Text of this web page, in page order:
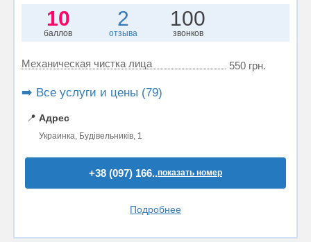
10
баллов
2
отзыва
100
звонков
Механическая чистка лица 550 грн.
➡️ Все услуги и цены (79)
📍 Адрес
Украинка, Будівельників, 1
+38 (097) 166..показать номер
Подробнее